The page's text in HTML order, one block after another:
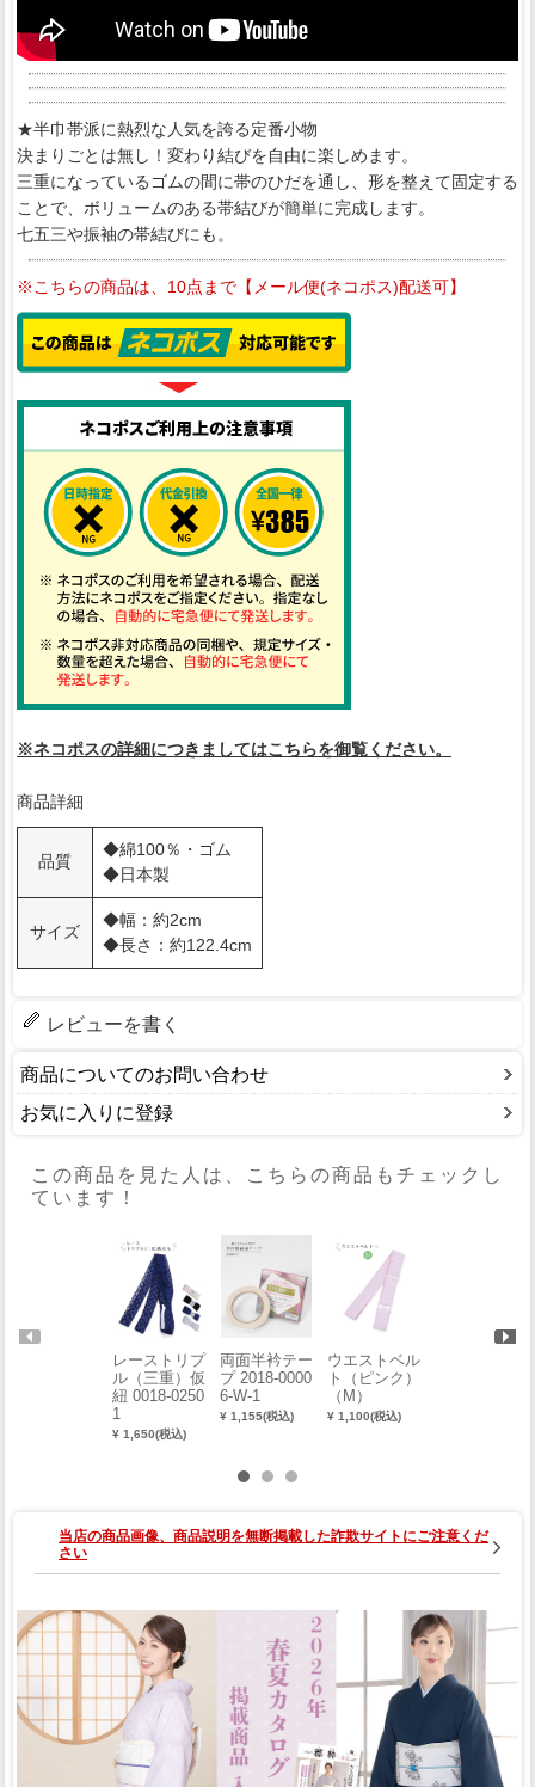
★半巾帯派に熱烈な人気を誇る定番小物
決まりごとは無し！変わり結びを自由に楽しめます。
三重になっているゴムの間に帯のひだを通し、形を整えて固定する
ことで、ボリュームのある帯結びが簡単に完成します。
七五三や振袖の帯結びにも。
※こちらの商品は、10点まで【メール便(ネコポス)配送可】
※ネコポスの詳細につきましてはこちらを御覧ください。
商品詳細
品質
◆綿100％・ゴム
◆日本製
サイズ
◆幅：約2cm
◆長さ：約122.4cm
レビューを書く
商品についてのお問い合わせ
お気に入りに登録
この商品を見た人は、こちらの商品もチェックし
ています！
レーストリプ
ル（三重）仮
紐 0018-0250
1
¥ 1,650(税込)
両面半衿テー
プ 2018-0000
6-W-1
¥ 1,155(税込)
ウエストベル
ト（ピンク）
（M）
¥ 1,100(税込)
当店の商品画像、商品説明を無断掲載した詐欺サイトにご注意くだ
さい